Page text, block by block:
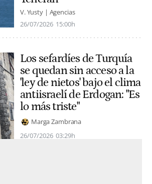
V. Yusty | Agencias
26/07/2026 15:00h
Los sefardíes de Turquía
se quedan sin acceso a la
'ley de nietos' bajo el clima
antiisraelí de Erdogan: "Es
lo más triste"
Marga Zambrana
26/07/2026 03:29h